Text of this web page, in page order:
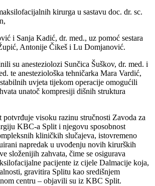
kirurga u sastavu doc. dr. sc.
i Sanja Kadić, dr. med., uz pomoć sestara
Antonije Čikeš i Lu Domjanović.
su anesteziolozi Sunčica Šuškov, dr. med. i
te anesteziološka tehničarka Mara Vardić,
uvjeta tijekom operacije omogućili
unatoč kompresiji dišnih struktura
potvrđuje visoku razinu stručnosti Zavoda za
KBC-a Split i njegovu sposobnost
kliničkih slučajeva, istovremeno
napredak u uvođenju novih kirurških
složenijih zahvata, čime se osigurava
pacijente iz cijele Dalmacije koja,
gravitira Splitu kao središnjem
centru – objavili su iz KBC Split.